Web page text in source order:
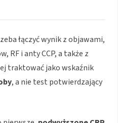
łączyć wynik z objawami,
RF i anty CCP, a także z
traktować jako wskaźnik
, a nie test potwierdzający